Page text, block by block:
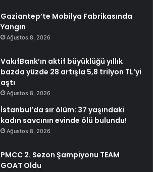
Gaziantep’te Mobilya Fabrikasında
Yangın
Ağustos 8, 2026
VakıfBank’ın aktif büyüklüğü yıllık
bazda yüzde 28 artışla 5,8 trilyon TL’yi
aştı
Ağustos 8, 2026
İstanbul’da sır ölüm: 37 yaşındaki
kadın savcının evinde ölü bulundu!
Ağustos 8, 2026
PMCC 2. Sezon Şampiyonu TEAM
GOAT Oldu